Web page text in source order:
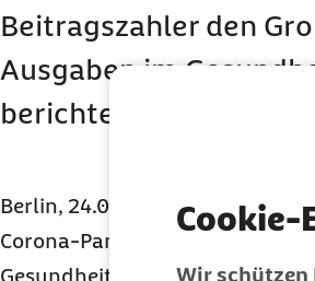
Cookie-
Wir schützen
Beitragszahler den
Ausgaben im
berichtet.
Berlin, 24.04.2020 – Um die
Corona-Pandemie
Gesundheit (BMG) und der